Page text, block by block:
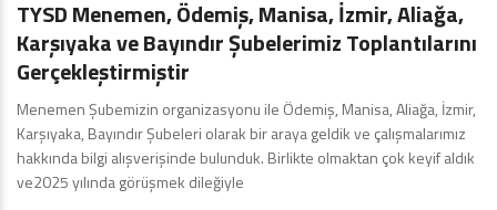
TYSD Menemen, Ödemiş, Manisa, İzmir, Aliağa,
Karşıyaka ve Bayındır Şubelerimiz Toplantılarını
Gerçekleştirmiştir
Menemen Şubemizin organizasyonu ile Ödemiş, Manisa, Aliağa, İzmir,
Karşıyaka, Bayındır Şubeleri olarak bir araya geldik ve çalışmalarımız
hakkında bilgi alışverişinde bulunduk. Birlikte olmaktan çok keyif aldık
ve2025 yılında görüşmek dileğiyle